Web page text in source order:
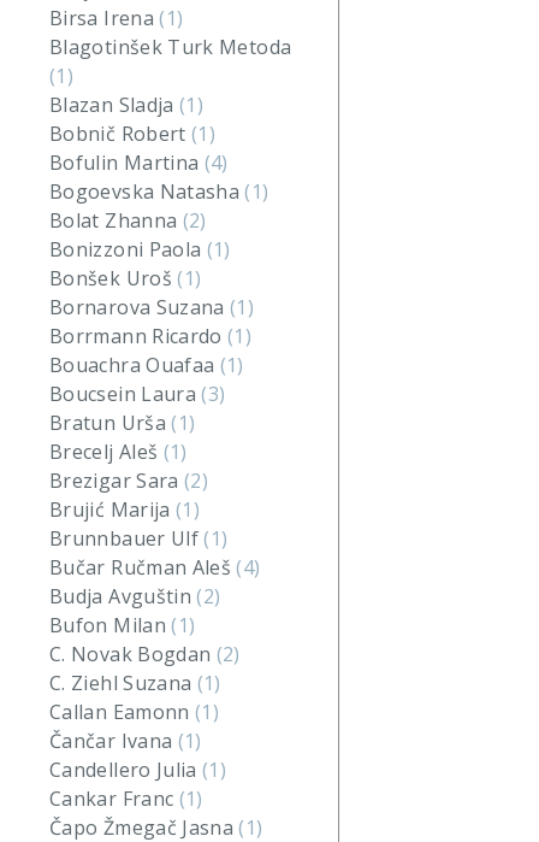
Birsa Irena(1)
Blagotinšek Turk Metoda
(1)
Blazan Sladja(1)
Bobnič Robert(1)
Bofulin Martina (4)
Bogoevska Natasha(1)
Bolat Zhanna (2)
Bonizzoni Paola (1)
Bonšek Uroš(1)
Bornarova Suzana(1)
Borrmann Ricardo(1)
Bouachra Ouafaa (1)
Boucsein Laura(3)
Bratun Urša(1)
Brecelj Aleš (1)
Brezigar Sara(2)
Brujić Marija(1)
Brunnbauer Ulf(1)
Bučar Ručman Aleš(4)
Budja Avguštin(2)
Bufon Milan(1)
C. Novak Bogdan (2)
C. Ziehl Suzana (1)
Callan Eamonn(1)
Čančar Ivana (1)
Candellero Julia(1)
Cankar Franc (1)
Čapo Žmegač Jasna(1)